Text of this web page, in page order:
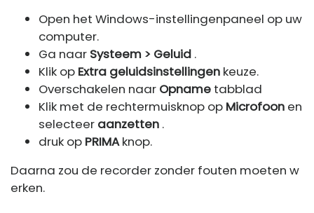
Open het Windows-instellingenpaneel op uw
computer.
Ga naar Systeem > Geluid .
Klik op Extra geluidsinstellingen keuze.
Overschakelen naar Opname tabblad
Klik met de rechtermuisknop op Microfoon en
selecteer aanzetten .
druk op PRIMAknop.
Daarna zou de recorder zonder fouten moeten w
erken.